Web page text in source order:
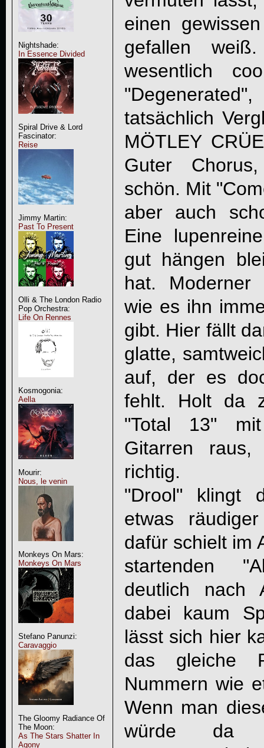
Nightshade:
In Essence Divided
Spiral Drive & Lord
Fascinator:
Reise
Jimmy Martin:
Past To Present
Olli & The London Radio
Pop Orchestra:
Life On Rennes
Kosmogonia:
Aella
Mourir:
Nous, le venin
Monkeys On Mars:
Monkeys On Mars
Stefano Panunzi:
Caravaggio
The Gloomy Radiance Of
The Moon:
As The Stars Shatter In
Agony
einen
gefallen
wesentlich
tatsächlich
MÖTLEY
Guter
schön. Mit
aber auch
Eine
gut hängen
hat. Moderner
wie es ihn
gibt. Hier fällt
glatte,
auf, der es
fehlt. Holt da
"Total 13"
Gitarren
richtig.
"Drool" klingt
etwas
dafür schielt im
startenden
deutlich nach
dabei kaum
lässt sich hier
das gleiche
Nummern wie
Wenn man
würde da